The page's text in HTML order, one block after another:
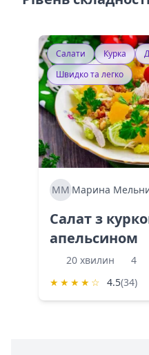
Салати Курка
Швидко та легко
ММ Марина
Салат з
апельсином
20 хвилин
4
★ ★ ★ ★ ☆ 4.5(34)